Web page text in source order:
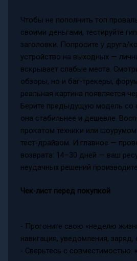
Чтобы не пополнить топ
своими деньгами, тестируйте
заголовки. Попросите у друга/
устройство на выходных —
вскрывает слабые места.
обзоры, но и баг-трекеры,
реальная картина появляется
Берите предыдущую модель со
она стабильнее и дешевле.
прокатом техники или
тест-драйвом. И главное —
возврата: 14–30 дней — ваш
неудачных решений
Чек-лист перед покупкой
- Прогоните свою «неделю
навигация, уведомления, заряд,
- Сверьтесь с совместимостью: